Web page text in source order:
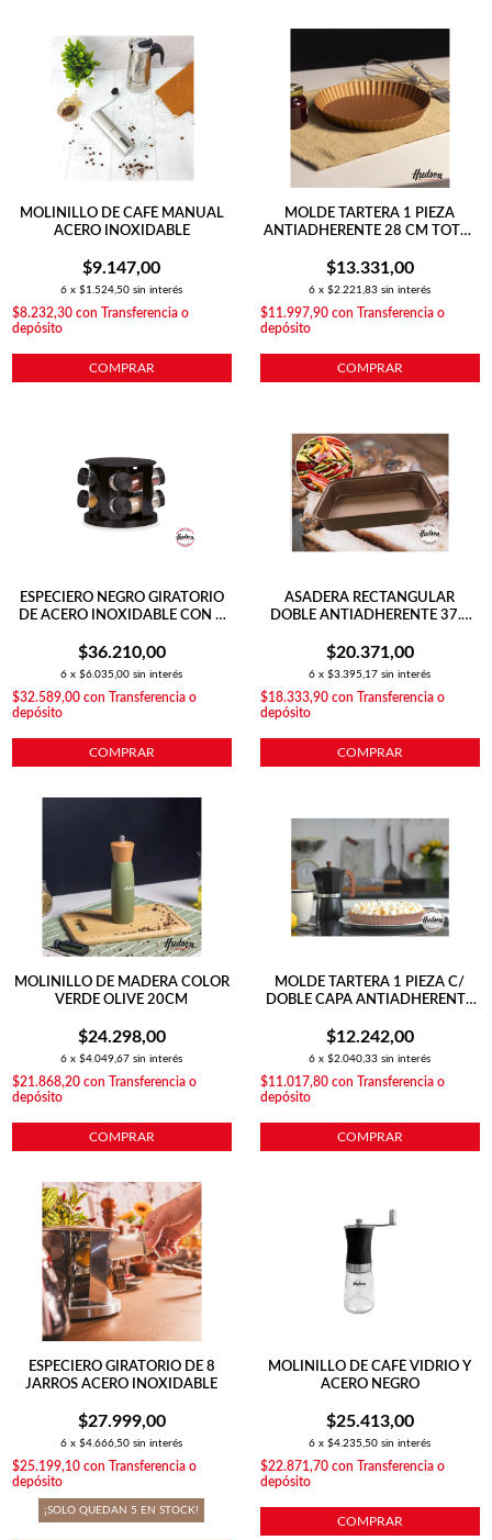
MOLINILLO DE CAFÉ MANUAL
ACERO INOXIDABLE
$9.147,00
6 x$1.524,50 sin interés
$8.232,30con Transferencia o
depósito
COMPRAR
MOLDE TARTERA 1 PIEZA
ANTIADHERENTE 28 CM TOTAL
$13.331,00
6 x$2.221,83 sin interés
$11.997,90con Transferencia o
depósito
COMPRAR
ESPECIERO NEGRO GIRATORIO
DE ACERO INOXIDABLE CON 8
COCINA
$36.210,00
6 x$6.035,00 sin interés
$32.589,00con Transferencia o
depósito
COMPRAR
ASADERA RECTANGULAR
DOBLE ANTIADHERENTE 37.5
$20.371,00
6 x$3.395,17 sin interés
$18.333,90con Transferencia o
depósito
COMPRAR
MOLINILLO DE MADERA COLOR
VERDE OLIVE 20CM
$24.298,00
6 x$4.049,67 sin interés
$21.868,20con Transferencia o
depósito
COMPRAR
MOLDE TARTERA 1 PIEZA C/
DOBLE CAPA ANTIADHERENTE
$12.242,00
6 x$2.040,33 sin interés
$11.017,80con Transferencia o
depósito
COMPRAR
ESPECIERO GIRATORIO DE 8
JARROS ACERO INOXIDABLE
$27.999,00
6 x$4.666,50 sin interés
$25.199,10con Transferencia o
depósito
¡SOLO QUEDAN5 EN STOCK!
MOLINILLO DE CAFÉ VIDRIO Y
ACERO NEGRO
$25.413,00
6 x$4.235,50 sin interés
$22.871,70con Transferencia o
depósito
COMPRAR